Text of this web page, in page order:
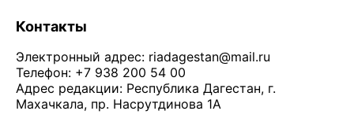
Контакты
Электронный адрес: riadagestan@mail.ru
Телефон: +7 938 200 54 00
Адрес редакции: Республика Дагестан, г.
Махачкала, пр. Насрутдинова 1А